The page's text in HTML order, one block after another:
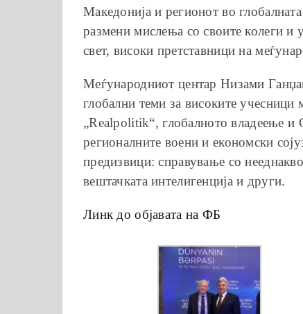
Македонија и регионот во
размени мислења со своите колеги
свет, високи претставници на
Меѓународниот центар Низами
глобални теми за високите
„Realpolitik“, глобалното владеење и
регионалните воени и економски
предизвици: справување со
вештачката интелигенција и други.
Линк до објавата на ФБ